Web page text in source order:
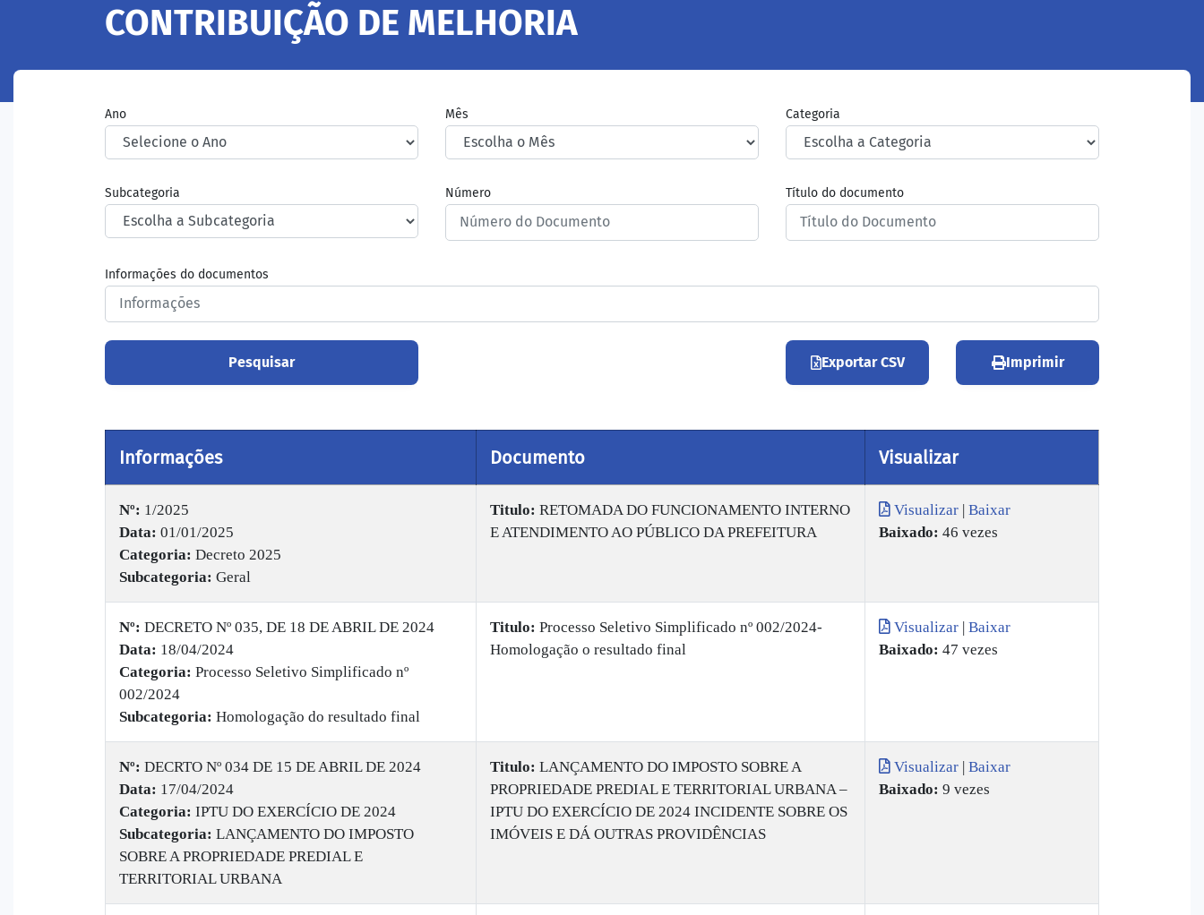
CONTRIBUIÇÃO DE MELHORIA
Ano Mês Categoria
Subcategoria Número Título do documento
Informações do documentos
Pesquisar Exportar CSV Imprimir
Informações Documento Visualizar
Nº: 1/2025
Data: 01/01/2025
Categoria: Decreto 2025
Subcategoria: Geral
Titulo: RETOMADA DO FUNCIONAMENTO INTERNO
E ATENDIMENTO AO PÚBLICO DA PREFEITURA
Visualizar | Baixar
Baixado: 46 vezes
Nº: DECRETO Nº 035, DE 18 DE ABRIL DE 2024
Data: 18/04/2024
Categoria: Processo Seletivo Simplificado nº
002/2024
Subcategoria: Homologação do resultado final
Titulo: Processo Seletivo Simplificado nº 002/2024-
Homologação o resultado final
Visualizar | Baixar
Baixado: 47 vezes
Nº: DECRTO Nº 034 DE 15 DE ABRIL DE 2024
Data: 17/04/2024
Categoria: IPTU DO EXERCÍCIO DE 2024
Subcategoria: LANÇAMENTO DO IMPOSTO
SOBRE A PROPRIEDADE PREDIAL E
TERRITORIAL URBANA
Titulo: LANÇAMENTO DO IMPOSTO SOBRE A
PROPRIEDADE PREDIAL E TERRITORIAL URBANA –
IPTU DO EXERCÍCIO DE 2024 INCIDENTE SOBRE OS
IMÓVEIS E DÁ OUTRAS PROVIDÊNCIAS
Visualizar | Baixar
Baixado: 9 vezes